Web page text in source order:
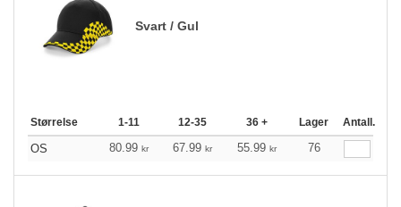
Svart / Gul
Størrelse 1-11 12-35 36 + Lager Antall.
OS 80.99 kr 67.99 kr 55.99 kr 76